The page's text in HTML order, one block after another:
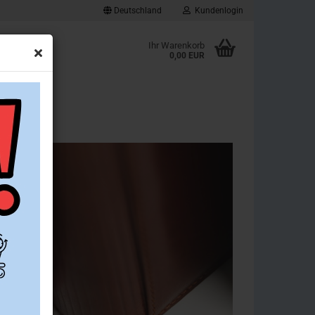
Deutschland Kundenlogin
Ihr Warenkorb
0,00 EUR